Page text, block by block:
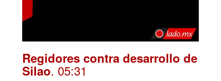
Regidores contra desarrollo de
Silao. 05:31